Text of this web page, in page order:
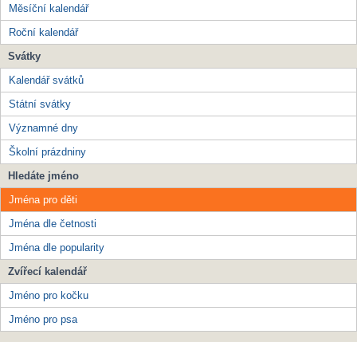
Měsíční kalendář
Roční kalendář
Svátky
Kalendář svátků
Státní svátky
Významné dny
Školní prázdniny
Hledáte jméno
Jména pro děti
Jména dle četnosti
Jména dle popularity
Zvířecí kalendář
Jméno pro kočku
Jméno pro psa